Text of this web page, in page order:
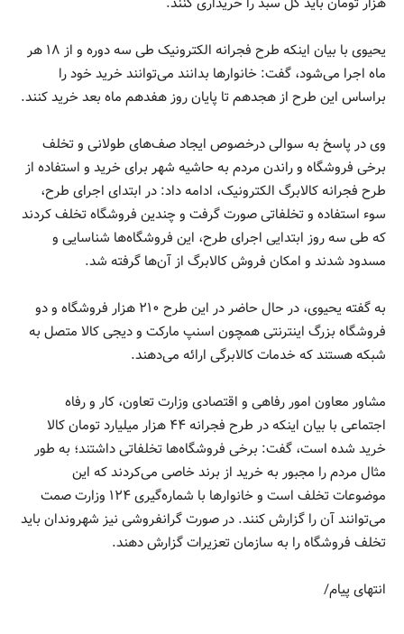
یحیوی با بیان اینکه طرح فجرانه الکترونیک طی سه دوره و از ۱۸ هر
ماه اجرا می‌شود، گفت: خانوار‌ها بدانند می‌توانند خرید خود را
براساس این طرح از هجدهم تا پایان روز هفدهم ماه بعد خرید کنند.
وی در پاسخ به سوالی درخصوص ایجاد صف‌های طولانی و تخلف
برخی فروشگاه و راندن مردم به حاشیه شهر برای خرید و استفاده از
طرح فجرانه کالابرگ الکترونیک، ادامه داد: در ابتدای اجرای طرح،
سوء استفاده و تخلفاتی صورت گرفت و چندین فروشگاه تخلف کردند
که طی سه روز ابتدایی اجرای طرح، این فروشگاه‌ها شناسایی و
مسدود شدند و امکان فروش کالابرگ از آن‌ها گرفته شد.
به گفته یحیوی، در حال حاضر در این طرح ۲۱۰ هزار فروشگاه و دو
فروشگاه بزرگ اینترنتی همچون اسنپ مارکت و دیجی کالا متصل به
شبکه هستند که خدمات کالابرگی ارائه می‌دهند.
مشاور معاون امور رفاهی و اقتصادی وزارت تعاون، کار و رفاه
اجتماعی با بیان اینکه در طرح فجرانه ۴۴ هزار میلیارد تومان کالا
خرید شده است، گفت: برخی فروشگاه‌ها تخلفاتی داشتند؛ به طور
مثال مردم را مجبور به خرید از برند خاصی می‌کردند که این
موضوعات تخلف است و خانوار‌ها با شماره‌گیری ۱۲۴ وزارت صمت
می‌توانند آن را گزارش کنند. در صورت گرانفروشی نیز شهروندان باید
تخلف فروشگاه را به سازمان تعزیرات گزارش دهند.
انتهای پیام/